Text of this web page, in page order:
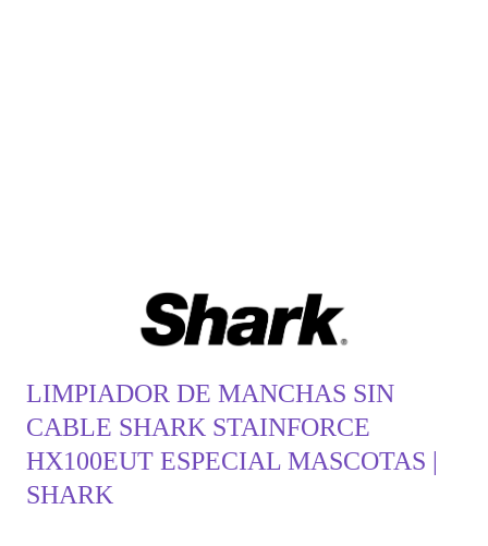
LIMPIADOR DE MANCHAS SIN
CABLE SHARK STAINFORCE
HX100EUT ESPECIAL MASCOTAS |
SHARK